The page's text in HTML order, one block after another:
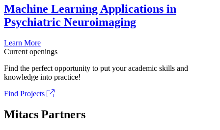
Machine Learning Applications in
Psychiatric Neuroimaging
Learn More
Current openings
Find the perfect opportunity to put your academic skills and
knowledge into practice!
Find Projects
Mitacs Partners